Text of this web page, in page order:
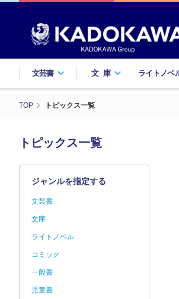
文芸書 文庫 ライトノベ
TOP トピックス一覧
トピックス一覧
ジャンルを指定する
文芸書
文庫
ライトノベル
コミック
一般書
児童書